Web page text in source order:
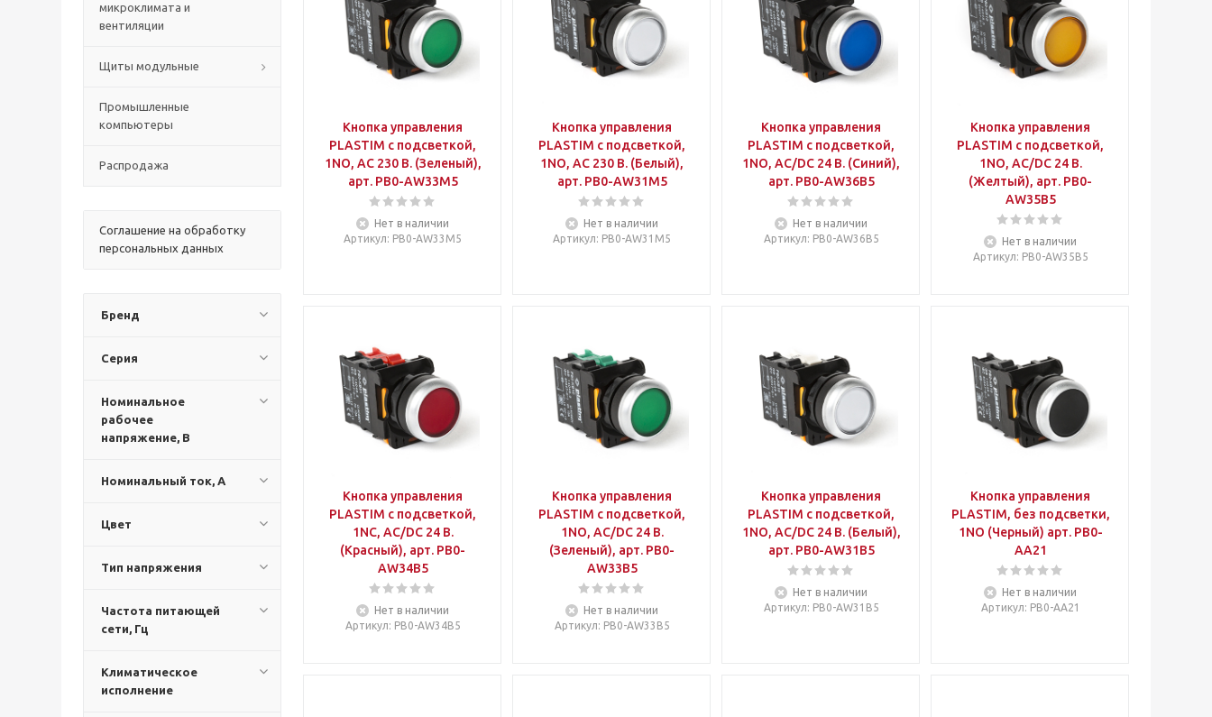
микроклимата и
вентиляции
Щиты модульные
Промышленные
компьютеры
Распродажа
Соглашение на обработку
персональных данных
Бренд
Серия
Номинальное
рабочее
напряжение, В
Номинальный ток, А
Цвет
Тип напряжения
Частота питающей
сети, Гц
Климатическое
исполнение
Кнопка управления
PLASTIM с подсветкой,
1NO, AC 230 В. (Зеленый),
арт. PB0-AW33M5
Нет в наличии
Артикул: PB0-AW33M5
Кнопка управления
PLASTIM с подсветкой,
1NO, AC 230 В. (Белый),
арт. PB0-AW31M5
Нет в наличии
Артикул: PB0-AW31M5
Кнопка управления
PLASTIM с подсветкой,
1NO, AC/DC 24 В. (Синий),
арт. PB0-AW36B5
Нет в наличии
Артикул: PB0-AW36B5
Кнопка управления
PLASTIM с подсветкой,
1NO, AC/DC 24 В.
(Желтый), арт. PB0-
AW35B5
Нет в наличии
Артикул: PB0-AW35B5
Кнопка управления
PLASTIM с подсветкой,
1NC, AC/DC 24 В.
(Красный), арт. PB0-
AW34B5
Нет в наличии
Артикул: PB0-AW34B5
Кнопка управления
PLASTIM с подсветкой,
1NO, AC/DC 24 В.
(Зеленый), арт. PB0-
AW33B5
Нет в наличии
Артикул: PB0-AW33B5
Кнопка управления
PLASTIM с подсветкой,
1NO, AC/DC 24 В. (Белый),
арт. PB0-AW31B5
Нет в наличии
Артикул: PB0-AW31B5
Кнопка управления
PLASTIM, без подсветки,
1NO (Черный) арт. PB0-
AA21
Нет в наличии
Артикул: PB0-AA21